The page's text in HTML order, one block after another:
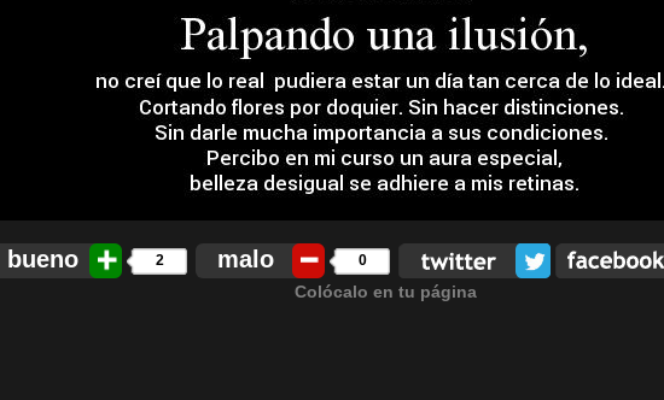
bueno 2 malo 0
Colócalo en tu página